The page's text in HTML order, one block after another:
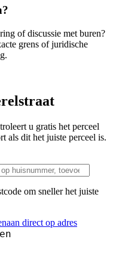
of discussie met buren?
grens of juridische
u gratis het perceel
als dit het juiste perceel is.
om sneller het juiste
direct op adres